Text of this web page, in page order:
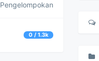
Pengelompokan
0 / 1.3k